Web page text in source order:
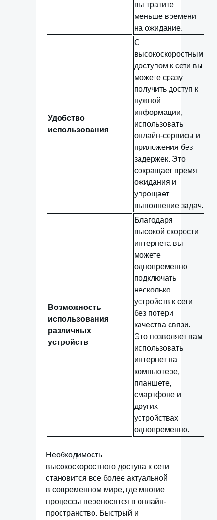
вы тратите
меньше времени
на ожидание.
Удобство
использования
С
высокоскоростным
доступом к сети вы
можете сразу
получить доступ к
нужной
информации,
использовать
онлайн-сервисы и
приложения без
задержек. Это
сокращает время
ожидания и
упрощает
выполнение задач.
Возможность
использования
различных
устройств
Благодаря
высокой скорости
интернета вы
можете
одновременно
подключать
несколько
устройств к сети
без потери
качества связи.
Это позволяет вам
использовать
интернет на
компьютере,
планшете,
смартфоне и
других
устройствах
одновременно.
Необходимость
высокоскоростного доступа к сети
становится все более актуальной
в современном мире, где многие
процессы переносятся в онлайн-
пространство. Быстрый и